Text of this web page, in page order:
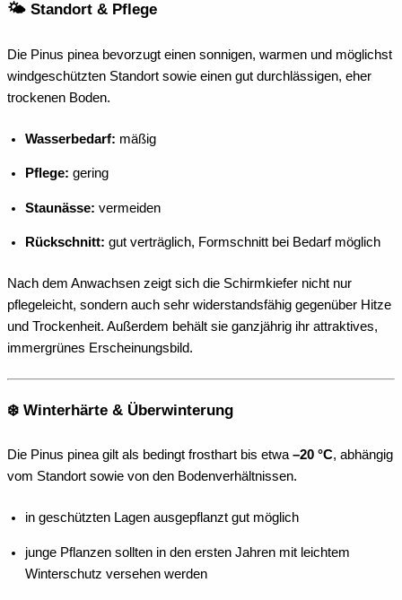
🌤️ Standort & Pflege
Die Pinus pinea bevorzugt einen sonnigen, warmen und möglichst
windgeschützten Standort sowie einen gut durchlässigen, eher
trockenen Boden.
Wasserbedarf: mäßig
Pflege: gering
Staunässe: vermeiden
Rückschnitt: gut verträglich, Formschnitt bei Bedarf möglich
Nach dem Anwachsen zeigt sich die Schirmkiefer nicht nur
pflegeleicht, sondern auch sehr widerstandsfähig gegenüber Hitze
und Trockenheit. Außerdem behält sie ganzjährig ihr attraktives,
immergrünes Erscheinungsbild.
❄️ Winterhärte & Überwinterung
Die Pinus pinea gilt als bedingt frosthart bis etwa–20 °C, abhängig
vom Standort sowie von den Bodenverhältnissen.
in geschützten Lagen ausgepflanzt gut möglich
junge Pflanzen sollten in den ersten Jahren mit leichtem
Winterschutz versehen werden